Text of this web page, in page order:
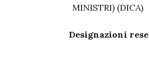
MINISTRI) (DICA)
Designazioni rese